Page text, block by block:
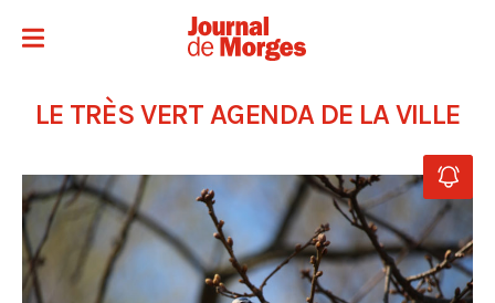
LE TRÈS VERT AGENDA DE LA VILLE